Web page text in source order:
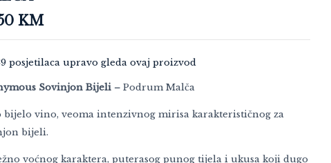
KM
posjetilaca upravo gleda ovaj proizvod
Sovinjon Bijeli – Podrum Malča
bijelo vino, veoma intenzivnog mirisa karakterističnog za
bijeli.
voćnog karaktera, puterasog punog tijela i ukusa koji dugo